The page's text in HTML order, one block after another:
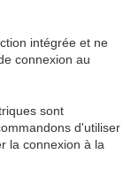
intégrée et ne
connexion au
sont
d'utiliser
la connexion à la